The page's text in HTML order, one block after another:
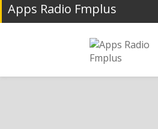
Apps Radio Fmplus